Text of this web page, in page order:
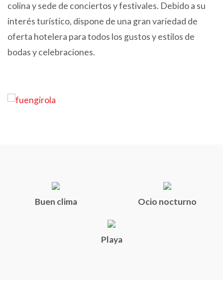
colina y sede de conciertos y festivales. Debido a su
interés turístico, dispone de una gran variedad de
oferta hotelera para todos los gustos y estilos de
bodas y celebraciones.
Buen clima Ocio nocturno
Playa